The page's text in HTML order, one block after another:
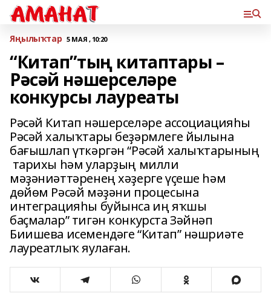
Яңылыҡтар 5 МАЯ , 10:20
“Китап”тың китаптары –
Рәсәй нәшерселәре
конкурсы лауреаты
Рәсәй Китап нәшерселәре ассоциацияһы
Рәсәй халыҡтары беҙәрмлеге йылына
бағышлап үткәргән “Рәсәй халыҡтарының
тарихы һәм уларҙың милли
мәҙәниәттәренең хәҙерге үҫеше һәм
дөйөм Рәсәй мәҙәни процесына
интеграцияһы буйынса иң яҡшы
баҫмалар” тигән конкурста Зәйнәп
Биишева исемендәге “Китап” нәшриәте
лауреатлыҡ яулаған.